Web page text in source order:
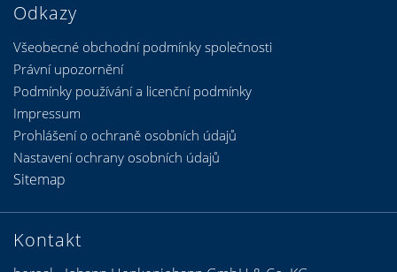
Odkazy
Všeobecné obchodní podmínky společnosti
Právní upozornění
Podmínky používání a licenční podmínky
Kontakt
Impressum
Prohlášení o ochraně osobních údajů
Nastavení ochrany osobních údajů
Sitemap